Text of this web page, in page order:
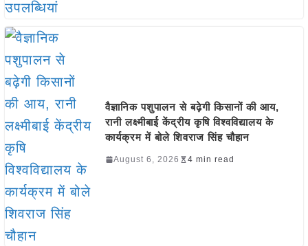
वैज्ञानिक पशुपालन से बढ़ेगी किसानों की आय,
रानी लक्ष्मीबाई केंद्रीय कृषि विश्वविद्यालय के
कार्यक्रम में बोले शिवराज सिंह चौहान
August 6, 2026 4 min read